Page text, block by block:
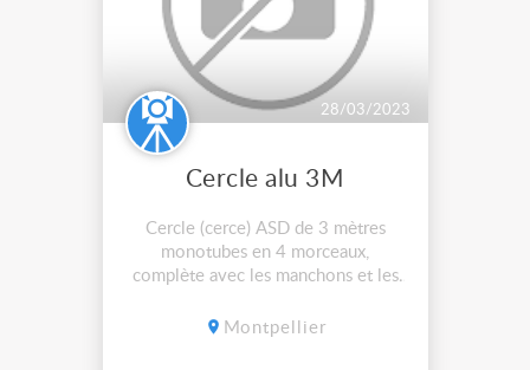
28/03/2023
Cercle alu 3M
Cercle (cerce) ASD de 3 mètres
monotubes en 4 morceaux,
complète avec les manchons et les
Montpellier